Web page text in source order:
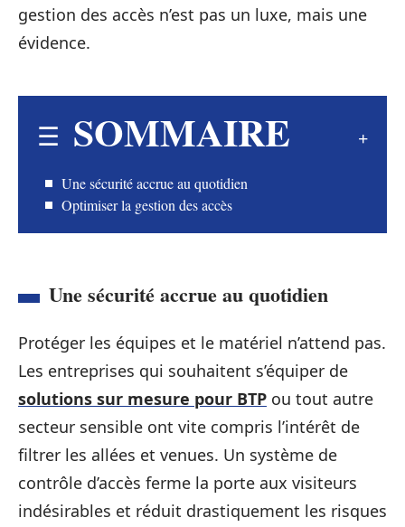
gestion des accès n’est pas un luxe, mais une
évidence.
SOMMAIRE
Une sécurité accrue au quotidien
Optimiser la gestion des accès
Une sécurité accrue au quotidien
Protéger les équipes et le matériel n’attend pas.
Les entreprises qui souhaitent s’équiper de
solutions sur mesure pour BTP ou tout autre
secteur sensible ont vite compris l’intérêt de
filtrer les allées et venues. Un système de
contrôle d’accès ferme la porte aux visiteurs
indésirables et réduit drastiquement les risques